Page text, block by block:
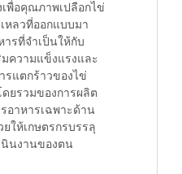
เพื่อคุณภาพเปลือกไข่
หลวที่ออกแบบมา
ารที่จำเป็นให้กับ
ความแข็งแรงและ
รแตกร้าวของไข่
ยรวมของการผลิต
อาหารเฉพาะด้าน
ให้เกษตรกรบรรลุ
นงานของตน